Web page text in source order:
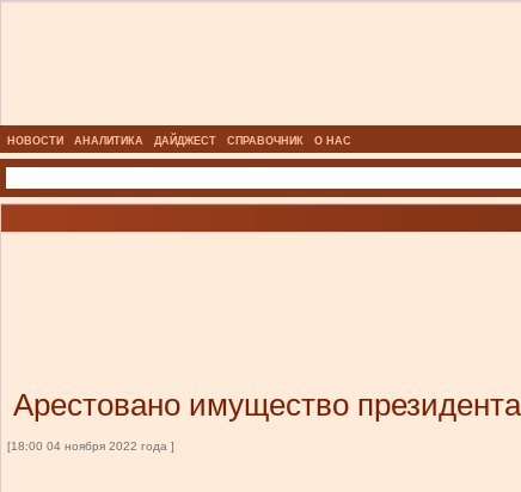
НОВОСТИ АНАЛИТИКА ДАЙДЖЕСТ СПРАВОЧНИК О НАС
Арестовано имущество
[18:00 04 ноября 2022 года ]